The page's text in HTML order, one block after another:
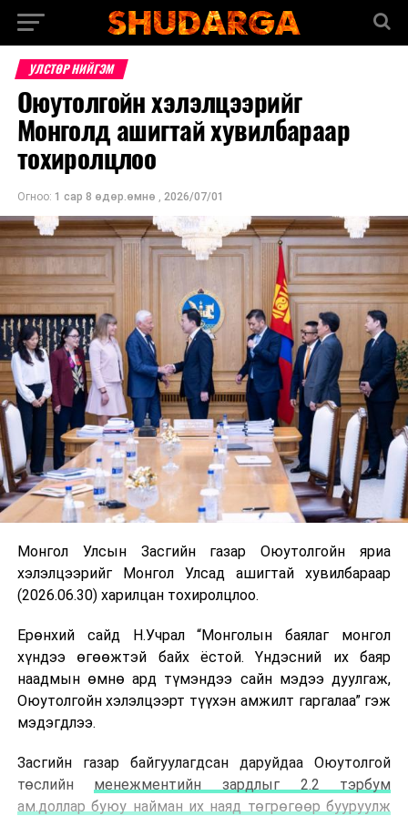
УЛСТӨР НИЙГЭМ
Оюутолгойн хэлэлцээрийг
Монголд ашигтай хувилбараар
тохиролцлоо
Огноо: 1 сар 8 өдөр.өмнө , 2026/07/01
Монгол Улсын Засгийн газар Оюутолгойн яриа
хэлэлцээрийг Монгол Улсад ашигтай хувилбараар
(2026.06.30) харилцан тохиролцлоо.
Ерөнхий сайд Н.Учрал “Монголын баялаг монгол
хүндээ өгөөжтэй байх ёстой. Үндэсний их баяр
наадмын өмнө ард түмэндээ сайн мэдээ дуулгаж,
Оюутолгойн хэлэлцээрт түүхэн амжилт гаргалаа” гэж
мэдэгдлээ.
Засгийн газар байгуулагдсан даруйдаа Оюутолгой
төслийн менежментийн зардлыг 2.2 тэрбум
ам.доллар буюу найман их наяд төгрөгөөр бууруулж